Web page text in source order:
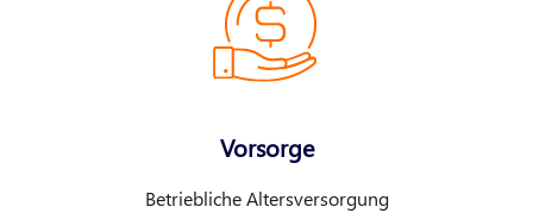
Vorsorge
Betriebliche Altersversorgung